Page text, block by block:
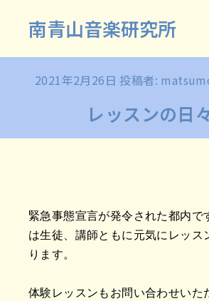
南青山音楽研究所
2021年2月26日 投稿者:
レッスンの日々
緊急事態宣言が発令された都内で
は生徒、講師ともに元気にレッス
ります。
体験レッスンもお問い合わせいた